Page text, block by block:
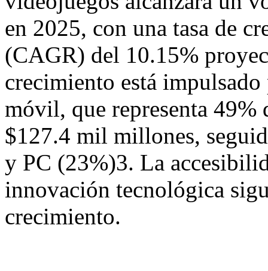
en 2025, con una tasa de
(CAGR) del 10.15%
crecimiento está
móvil, que representa 49%
$127.4 mil millones,
y PC (23%)3. La
innovación tecnológica
crecimiento.